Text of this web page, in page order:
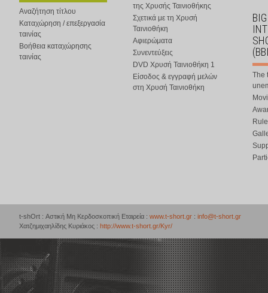
Αναζήτηση τίτλου
Καταχώρηση / επεξεργασία
ταινίας
Βοήθεια καταχώρησης
ταινίας
της Χρυσής Ταινιοθήκης
Σχετικά με τη Χρυσή
Ταινιοθήκη
Αφιερώματα
Συνεντεύξεις
DVD Χρυσή Ταινιοθήκη 1
Είσοδος & εγγραφή μελών
στη Χρυσή Ταινιοθήκη
The
t-shOrt : Αστική Μη Κερδοσκοπική Εταιρεία : www.t-short.gr : info@t-short.gr
Χατζημιχαηλίδης Κυριάκος : http://www.t-short.gr/Kyr/